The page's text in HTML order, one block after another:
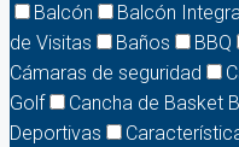
Balcón
Balcón
de Visitas
Baños BBQ
Cámaras de seguridad
Golf
Cancha de Basket
Deportivas